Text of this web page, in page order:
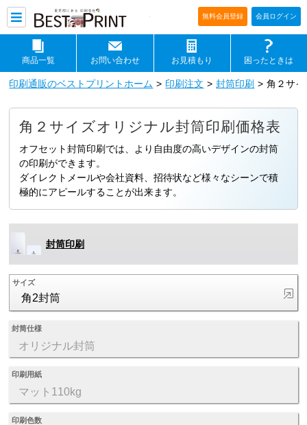
印刷通販ベストプリントベストプリ
無料会員登録 会員ログイン
商品一覧 お問い合わせ お見積もり 困ったときは
印刷通販のベストプリントホーム 印刷注文 封筒印刷 角２サ
角２サイズオリジナル封筒印刷価格表
オフセット封筒印刷では、より自由度の高いデザインの封筒
の印刷ができます。
ダイレクトメールや会社資料、招待状など様々なシーンで積
極的にアピールすることが出来ます。
封筒印刷
サイズ
角2封筒
封筒仕様
オリジナル封筒
印刷用紙
マット110kg
印刷色数